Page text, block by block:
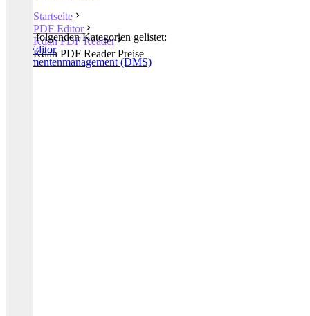
Startseite
PDF Editor
Kdan PDF Reader
Kdan PDF Reader Preise
In den folgenden Kategorien gelistet:
PDF Editor
Dokumentenmanagement (DMS)